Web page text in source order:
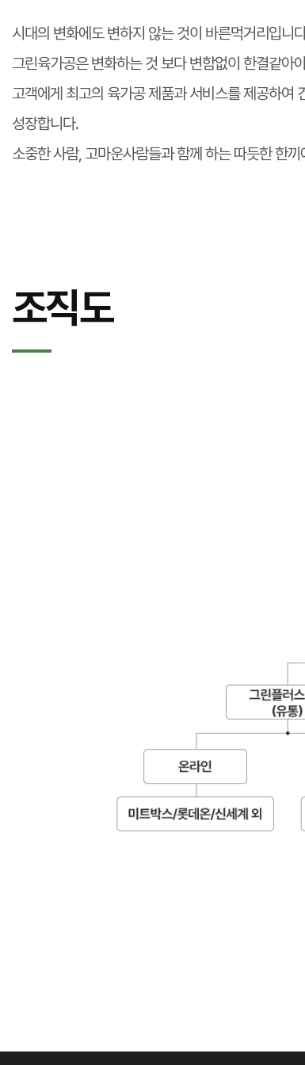
시대의 변화에도 변하지 않는 것이 바른먹거리입니
그린육가공은 변화하는 것 보다 변함없이 한결같아
고객에게 최고의 육가공 제품과 서비스를 제공하여
성장합니다.
소중한 사람, 고마운사람들과 함께 하는 따듯한 한
조직도